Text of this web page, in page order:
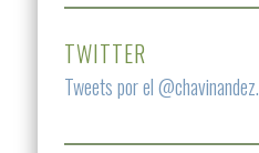
TWITTER
Tweets por el @chavinandez.